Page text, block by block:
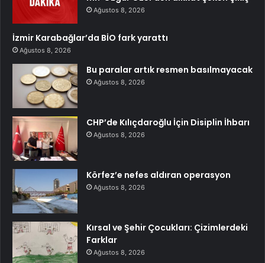
Ağustos 8, 2026
İzmir Karabağlar’da BİO fark yarattı
Ağustos 8, 2026
Bu paralar artık resmen basılmayacak
Ağustos 8, 2026
CHP’de Kılıçdaroğlu İçin Disiplin İhbarı
Ağustos 8, 2026
Körfez’e nefes aldıran operasyon
Ağustos 8, 2026
Kırsal ve Şehir Çocukları: Çizimlerdeki
Farklar
Ağustos 8, 2026